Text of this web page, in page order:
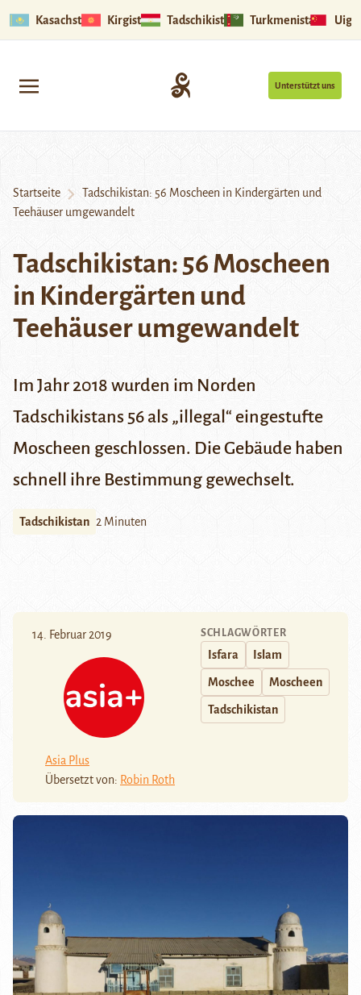
Kasachstan Kirgistan Tadschikistan Turkmenistan
Unterstützt uns
Startseite
Tadschikistan: 56 Moscheen in Kindergärten und
Teehäuser umgewandelt
Tadschikistan: 56 Moscheen
in Kindergärten und
Teehäuser umgewandelt
Im Jahr 2018 wurden im Norden
Tadschikistans 56 als „illegal“ eingestufte
Moscheen geschlossen. Die Gebäude haben
schnell ihre Bestimmung gewechselt.
Tadschikistan 2 Minuten
14. Februar 2019
Asia Plus
Übersetzt von: Robin Roth
SCHLAGWÖRTER
Isfara Islam
Moschee Moscheen
Tadschikistan